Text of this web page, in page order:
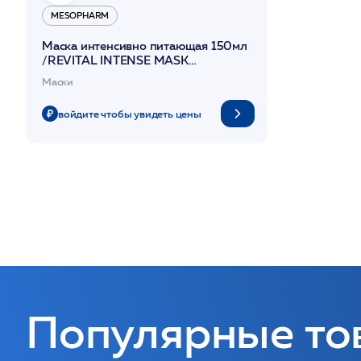
MESOPHARM
Маска интенсивно питающая 150мл
/REVITAL INTENSE MASK
/MESOPHARM
Маски
войдите чтобы увидеть цены
Популярные